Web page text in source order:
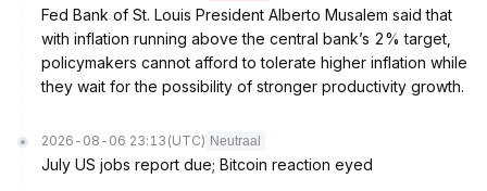
Fed Bank of St. Louis President Alberto Musalem said that
with inflation running above the central bank’s 2% target,
policymakers cannot afford to tolerate higher inflation while
they wait for the possibility of stronger productivity growth.
2026-08-06 23:13 (UTC) Neutraal
July US jobs report due; Bitcoin reaction eyed